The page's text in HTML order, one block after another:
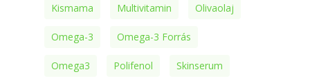
Kismama Multivitamin Olivaolaj
Omega-3 Omega-3 Forrás
Omega3 Polifenol Skinserum